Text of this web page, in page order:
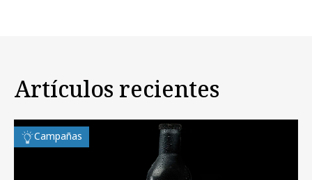
Artículos recientes
Campañas